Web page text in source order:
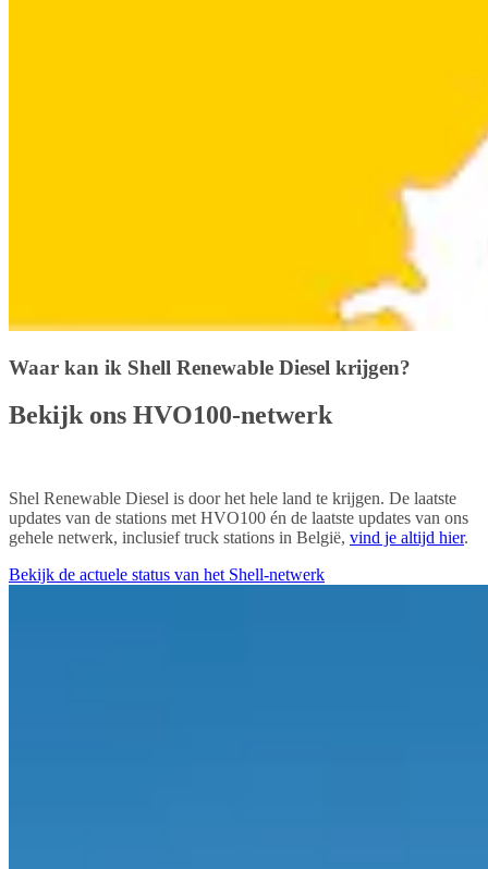
Waar kan ik Shell Renewable Diesel krijgen?
Bekijk ons HVO100-netwerk
Shel Renewable Diesel is door het hele land te krijgen. De laatste
updates van de stations met HVO100 én de laatste updates van ons
gehele netwerk, inclusief truck stations in België, vind je altijd hier.
Bekijk de actuele status van het Shell-netwerk